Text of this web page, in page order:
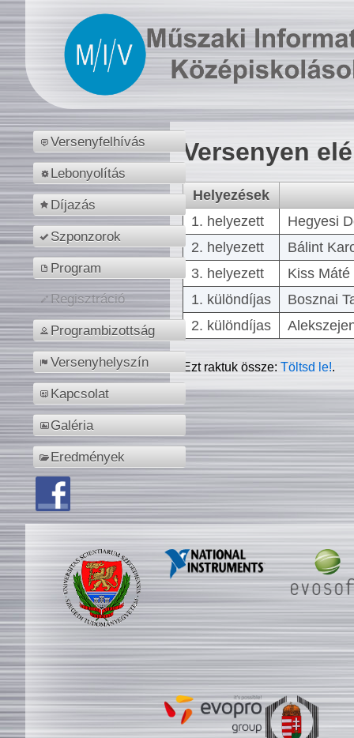
Versenyfelhívás
Lebonyolítás
Díjazás
Szponzorok
Program
Regisztráció
Programbizottság
Versenyhelyszín
Kapcsolat
Galéria
Eredmények
Versenyen
Helyezések
1. helyezett
Hegyesi
2. helyezett
Bálint
3. helyezett
Kiss
1. különdíjas
Bosznai
2. különdíjas
Ezt raktuk össze:Töltsd le!.